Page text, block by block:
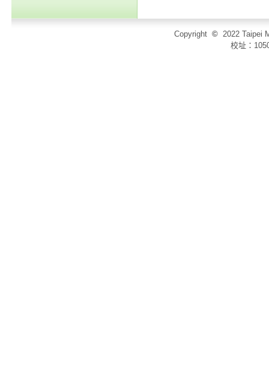
Copyright © 2022 Taipei
校址：